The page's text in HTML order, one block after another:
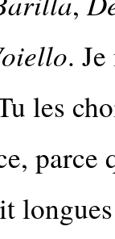
.
les
parce